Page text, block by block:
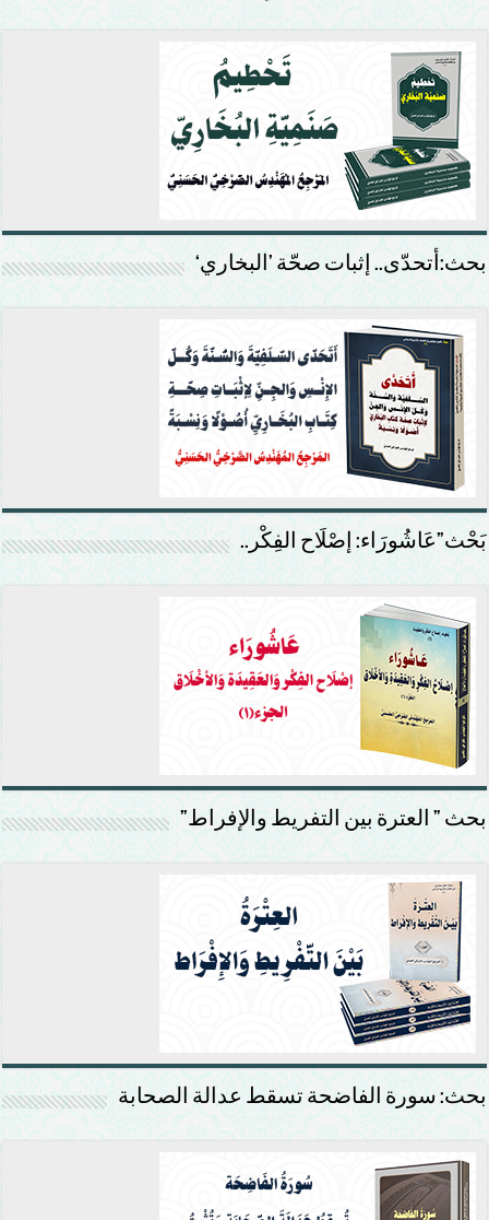
بحث:أتحدّى.. إثبات صحّة ’البخاري‘
بَحْث”عَاشُورَاء: إصْلَاح الفِكْر..
بحث ” العترة بين التفريط والإفراط”
بحث: سورة الفاضحة تسقط عدالة الصحابة